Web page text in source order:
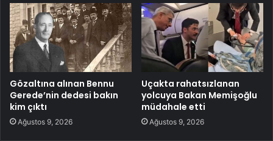
Gözaltına alınan Bennu
Gerede’nin dedesi bakın
kim çıktı
Ağustos 9, 2026
Uçakta rahatsızlanan
yolcuya Bakan Memişoğlu
müdahale etti
Ağustos 9, 2026